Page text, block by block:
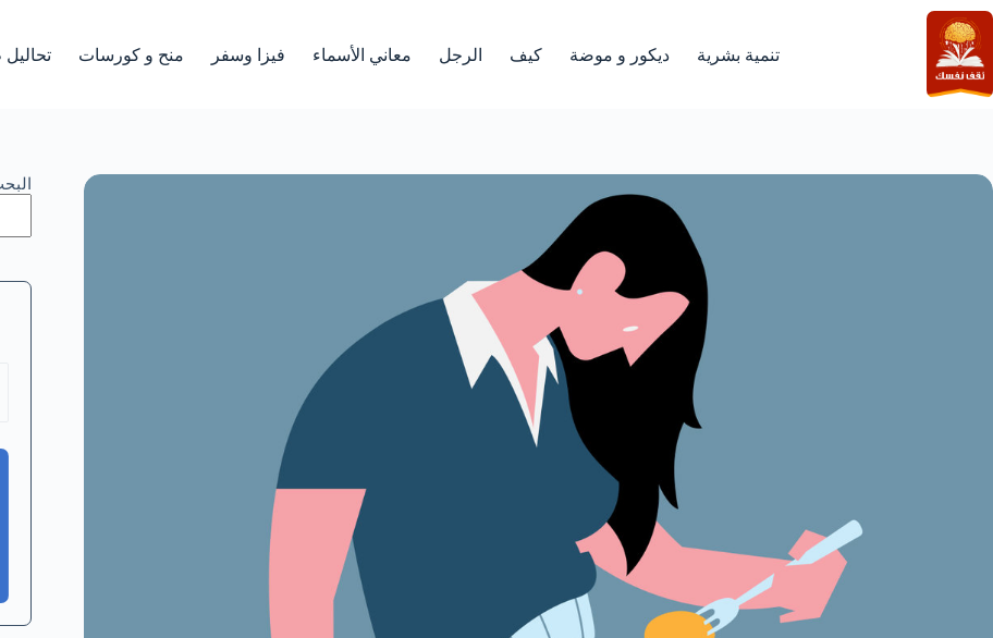
التجاوز
إلى
المحتوى
تنمية بشرية ديكور و موضة كيف الرجل معاني الأسماء فيزا وسفر منح و كورسات تحاليل